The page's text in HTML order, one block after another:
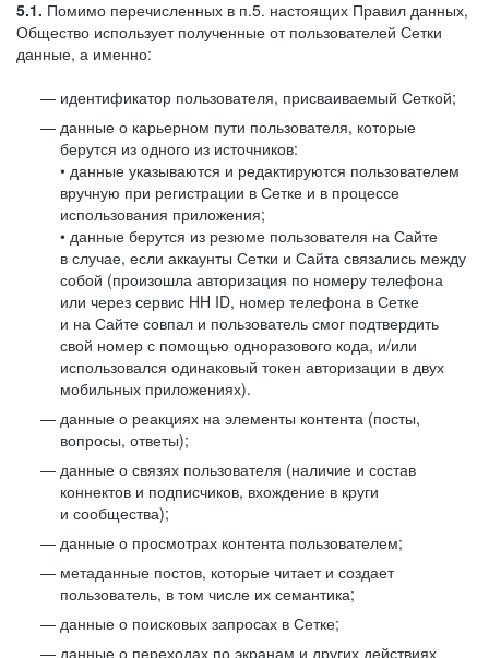
5.1. Помимо перечисленных в п.5. настоящих Правил данных,
Общество использует полученные от пользователей Сетки
данные, а именно:
идентификатор пользователя, присваиваемый Сеткой;
данные о карьерном пути пользователя, которые
берутся из одного из источников:
• данные указываются и редактируются пользователем
вручную при регистрации в Сетке и в процессе
использования приложения;
• данные берутся из резюме пользователя на Сайте
в случае, если аккаунты Сетки и Сайта связались между
собой (произошла авторизация по номеру телефона
или через сервис HH ID, номер телефона в Сетке
и на Сайте совпал и пользователь смог подтвердить
свой номер с помощью одноразового кода, и/или
использовался одинаковый токен авторизации в двух
мобильных приложениях).
данные о реакциях на элементы контента (посты,
вопросы, ответы);
данные о связях пользователя (наличие и состав
коннектов и подписчиков, вхождение в круги
и сообщества);
данные о просмотрах контента пользователем;
метаданные постов, которые читает и создает
пользователь, в том числе их семантика;
данные о поисковых запросах в Сетке;
данные о переходах по экранам и других действиях